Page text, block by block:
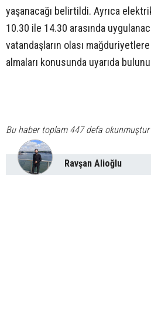
yaşanacağı belirtildi. Ayrıca
10.30 ile 14.30 arasında
vatandaşların olası
almaları konusunda uyarıda
Bu haber toplam 447 defa okunmuştur
Ravşan Alioğlu